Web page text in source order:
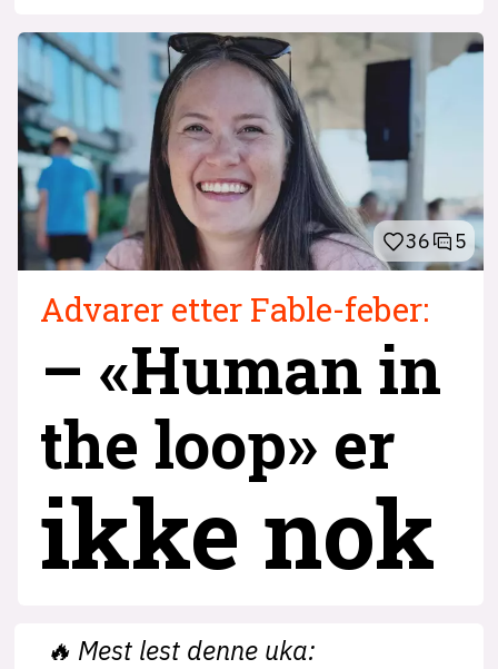
36 5
Advarer etter Fable-feber:
– «Human in
the loop» er
ikke nok
🔥 Mest lest denne uka: